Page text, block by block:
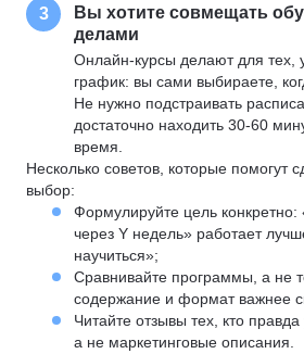
3
Вы хотите совмещать
делами
Онлайн-курсы делают для тех,
график: вы сами выбираете,
Не нужно подстраивать
достаточно находить 30-60
время.
Несколько советов, которые помогут
выбор:
Формулируйте цель конкретно:
через Y недель» работает
научиться»;
Сравнивайте программы, а не
содержание и формат важнее
Читайте отзывы тех, кто правда
а не маркетинговые описания.